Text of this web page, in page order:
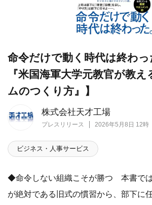
株式会社天才工場
プレスリリース 2026年5月8日 12時
命令だけで動く時代は終わ
『米国海軍大学元教官が教
ムのつくり方』】
ビジネス・人事サービス
◆命令しない組織こそが勝つ 本書で
が絶対である旧式の慣習から、部下に